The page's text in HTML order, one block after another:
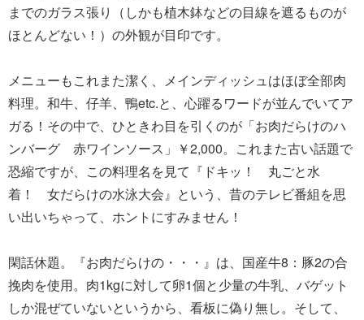
までのガラス張り（しかも植木鉢などの目線を遮るものが
ほとんどない！）の外観が目印です。
メニューもこれまた潔く、メインディッシュはほぼ全部肉
料理。和牛、仔羊、鴨etc.と、心躍るワードが並んでいてア
ガる！その中で、ひときわ目を引くのが「お肉だらけのハ
ンバーグ 赤ワインソース」￥2,000。これまた古い話題で
恐縮ですが、この料理名を見て『ドキッ！ 丸ごと水
着！ 女だらけの水泳大会』という、昔のテレビ番組を思
い出いちゃって、ホントにすみません！
閑話休題。『お肉だらけの・・・』は、国産牛8：豚2の合
挽肉を使用。肉1kgに対して卵1個と少量の牛乳、バゲット
しか混ぜていないというから、看板に偽り無し。そして、